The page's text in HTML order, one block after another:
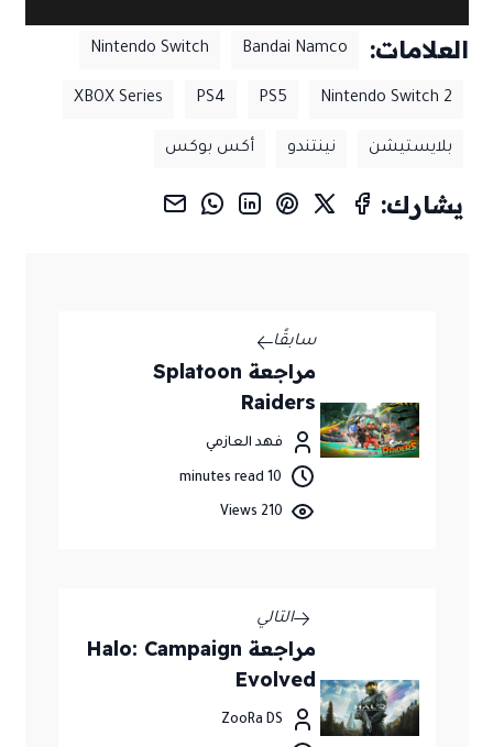
العلامات: Bandai Namco
Nintendo Switch
Nintendo Switch 2
PS5
PS4
XBOX Series
بلايستيشن نينتندو أكس بوكس
يشارك:
سابقًا
مراجعة Splatoon
Raiders
فهد العازمي
10 minutes read
التالي
مراجعة Halo: Campaign
Evolved
ZooRa DS